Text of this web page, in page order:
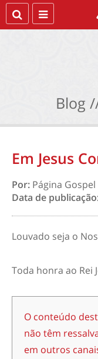
Blog
Em Jesus
Por: Página Gospel
Data de
Louvado seja o
Toda honra ao Rei
O conteúdo
não têm
em outros